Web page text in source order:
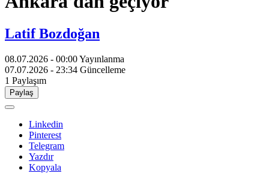
Latif Bozdoğan
08.07.2026 - 00:00Yayınlanma
07.07.2026 - 23:34 Güncelleme
1 Paylaşım
Paylaş
Linkedin
Pinterest
Telegram
Yazdır
Kopyala